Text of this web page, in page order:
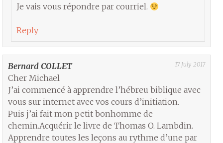
Je vais vous répondre par courriel.
Reply
Bernard COLLET 17 July 2017
Cher Michael
J’ai commencé à apprendre l’hébreu biblique avec
vous sur internet avec vos cours d’initiation.
Puis j’ai fait mon petit bonhomme de
chemin.Acquérir le livre de Thomas O. Lambdin.
Apprendre toutes les leçons au rythme d’une par